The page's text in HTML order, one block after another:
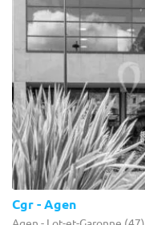
Cgr - Agen